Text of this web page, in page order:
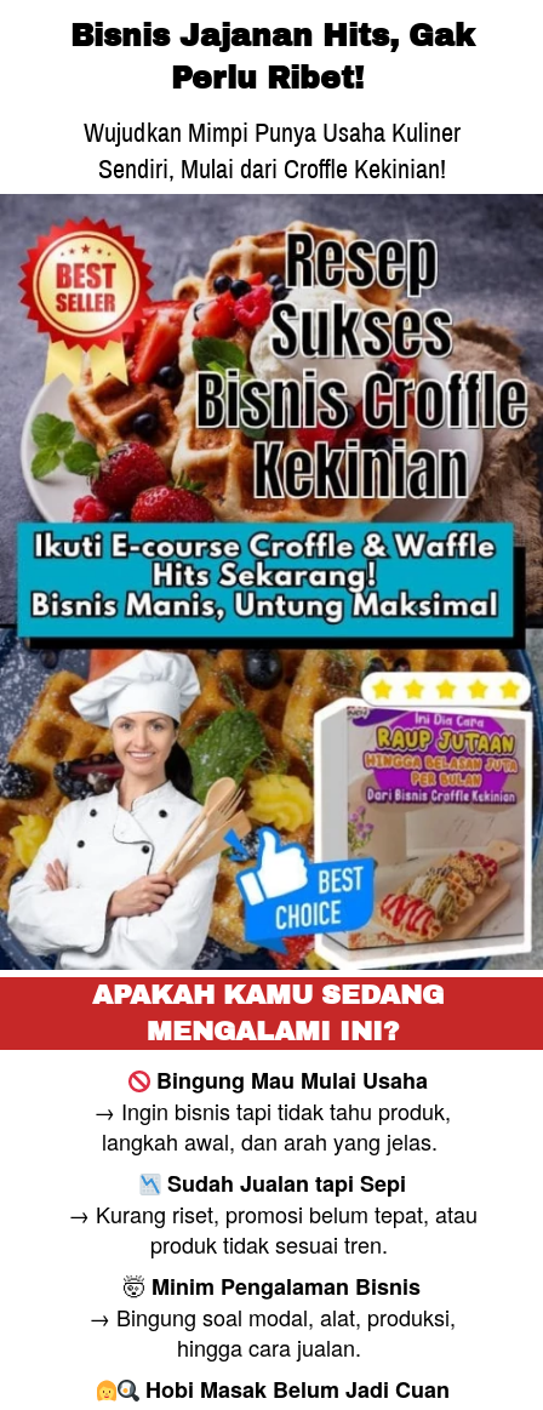
Perlu Ribet!
Sendiri, Mulai dari Croffle Kekinian!
APAKAH KAMU SEDANG
MENGALAMI INI?
Bingung Mau Mulai Usaha
langkah awal, dan arah yang jelas.
Sudah Jualan tapi Sepi
produk tidak sesuai tren.
🤯 Minim Pengalaman Bisnis
hingga cara jualan.
Hobi Masak Belum Jadi Cuan